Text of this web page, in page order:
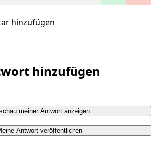
hinzufügen
hinzufügen
meiner Antwort anzeigen
Antwort veröffentlichen